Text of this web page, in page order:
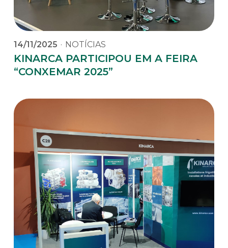
14/11/2025 · NOTÍCIAS
KINARCA PARTICIPOU EM A FEIRA
“CONXEMAR 2025”